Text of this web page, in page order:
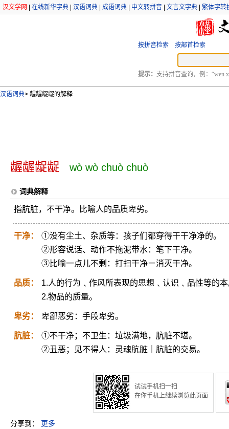
汉文学网 在线新华字典 汉语词典 成语词典 中文转拼音 文言文字典 繁体字转
按拼音检索 按部首检索
提示： 支持拼音查询，例：“wen
汉语词典> 龌龌龊龊的解释
龌龌龊龊 wò wò chuò chuò
词典解释
指肮脏，不干净。比喻人的品质卑劣。
干净：
①没有尘土、杂质等：孩子们都穿得干干净净的。
②形容说话、动作不拖泥带水：笔下干净。
③比喻一点儿不剩：打扫干净ㄧ消灭干净。
品质：
1.人的行为﹑作风所表现的思想﹑认识﹑品性等的
2.物品的质量。
卑劣： 卑鄙恶劣：手段卑劣。
肮脏：
①不干净；不卫生：垃圾满地，肮脏不堪。
②丑恶；见不得人：灵魂肮脏｜肮脏的交易。
试试手机扫一扫
在你手机上继续浏览此页面
分享到： 更多